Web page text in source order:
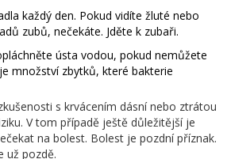
každý den. Pokud vidíte žluté nebo
zubů, nečekáte. Jděte k zubaři.
ústa vodou, pokud nemůžete
množství zbytků, které bakterie
s krvácením dásní nebo ztrátou
V tom případě ještě důležitější je
na bolest. Bolest je pozdní příznak.
už pozdě.